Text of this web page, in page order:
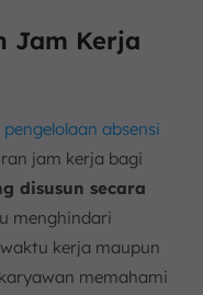
Jam Kerja
pengelolaan absensi
jam kerja bagi
disusun secara
menghindari
kerja maupun
memahami